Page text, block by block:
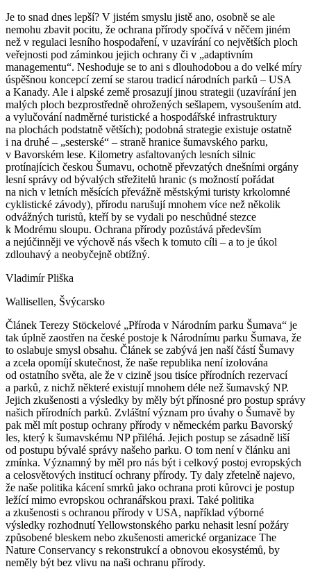
Je to snad dnes lepší? V jistém smyslu jistě ano, osobně se ale
nemohu zbavit pocitu, že ochrana přírody spočívá v něčem jiném
než v regulaci lesního hospodaření, v uzavírání co největších ploch
veřejnosti pod záminkou jejich ochrany či v „adaptivním
managementu“. Neshoduje se to ani s dlouhodobou a do velké míry
úspěšnou koncepcí zemí se starou tradicí národních parků – USA
a Kanady. Ale i alpské země prosazují jinou strategii (uzavírání jen
malých ploch bezprostředně ohrožených sešlapem, vysoušením atd.
a vylučování nadměrné turistické a hospodářské infrastruktury
na plochách podstatně větších); podobná strategie existuje ostatně
i na druhé – „sesterské“ – straně hranice šumavského parku,
v Bavorském lese. Kilometry asfaltovaných lesních silnic
protínajícich českou Šumavu, ochotně převzatých dnešními orgány
lesní správy od bývalých střežitelů hranic (s možností pořádat
na nich v letních měsících převážně městskými turisty krkolomné
cyklistické závody), přírodu narušují mnohem více než několik
odvážných turistů, kteří by se vydali po neschůdné stezce
k Modrému sloupu. Ochrana přírody pozůstává především
a nejúčinněji ve výchově nás všech k tomuto cíli – a to je úkol
zdlouhavý a neobyčejně obtížný.
Vladimír Pliška
Wallisellen, Švýcarsko
Článek Terezy Stöckelové „Příroda v Národním parku Šumava“ je
tak úplně zaostřen na české postoje k Národnímu parku Šumava, že
to oslabuje smysl obsahu. Článek se zabývá jen naší částí Šumavy
a zcela opomíjí skutečnost, že naše republika není izolována
od ostatního světa, ale že v cizině jsou tisíce přírodních rezervací
a parků, z nichž některé existují mnohem déle než šumavský NP.
Jejich zkušenosti a výsledky by měly být přínosné pro postup správy
našich přírodních parků. Zvláštní význam pro úvahy o Šumavě by
pak měl mít postup ochrany přírody v německém parku Bavorský
les, který k šumavskému NP přiléhá. Jejich postup se zásadně liší
od postupu bývalé správy našeho parku. O tom není v článku ani
zmínka. Významný by měl pro nás být i celkový postoj evropských
a celosvětových institucí ochrany přírody. Ty daly zřetelně najevo,
že naše politika kácení smrků jako ochrana proti kůrovci je postup
ležící mimo evropskou ochranářskou praxi. Také politika
a zkušenosti s ochranou přírody v USA, například výborné
výsledky rozhodnutí Yellowstonského parku nehasit lesní požáry
způsobené bleskem nebo zkušenosti americké organizace The
Nature Conservancy s rekonstrukcí a obnovou ekosystémů, by
neměly být bez vlivu na naši ochranu přírody.